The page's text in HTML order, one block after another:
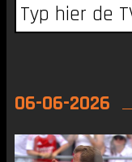
06-06-2026